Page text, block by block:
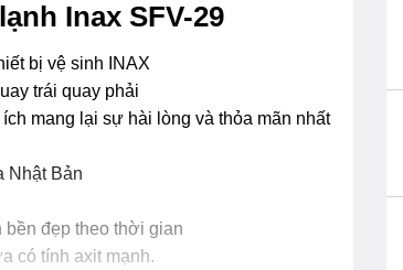
Inax SFV-29
bị vệ sinh INAX
trái quay phải
mang lại sự hài lòng và thỏa mãn nhất
Nhật Bản
đẹp theo thời gian
có tính axit mạnh.